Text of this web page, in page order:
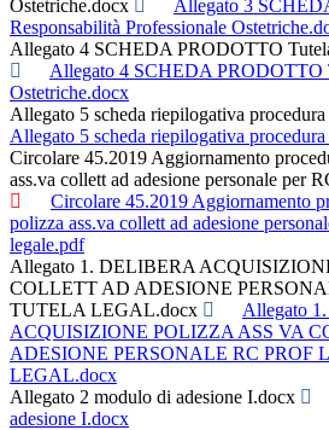
Ostetriche.docx
Allegato 3
Responsabilità Professionale
Allegato 4 SCHEDA PRODOTTO
Allegato 4 SCHEDA PRODOTTO
Ostetriche.docx
Allegato 5 scheda riepilogativa
Allegato 5 scheda riepilogativa
Circolare 45.2019 Aggiornamento
ass.va collett ad adesione personale per
Circolare 45.2019 Aggiornamento
polizza ass.va collett ad adesione
legale.pdf
Allegato 1. DELIBERA
COLLETT AD ADESIONE
TUTELA LEGAL.docx
Allegato
ACQUISIZIONE POLIZZA ASS VA
ADESIONE PERSONALE RC PROF
LEGAL.docx
Allegato 2 modulo di adesione I.docx
adesione I.docx